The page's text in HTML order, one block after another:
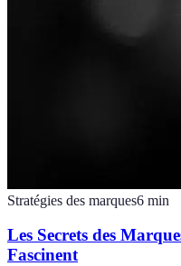
Stratégies des marques6 min
Les Secrets des
Fascinent